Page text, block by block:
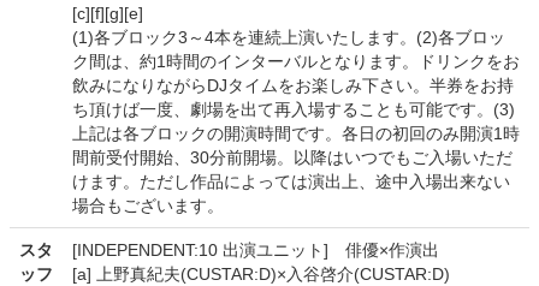
[c][f][g][e]
(1)各ブロック3～4本を連続上演いたします。(2)各ブロッ
ク間は、約1時間のインターバルとなります。ドリンクをお
飲みになりながらDJタイムをお楽しみ下さい。半券をお持
ち頂けば一度、劇場を出て再入場することも可能です。(3)
上記は各ブロックの開演時間です。各日の初回のみ開演1時
間前受付開始、30分前開場。以降はいつでもご入場いただ
けます。ただし作品によっては演出上、途中入場出来ない
場合もございます。
スタ
ッフ
[INDEPENDENT:10 出演ユニット] 俳優×作演出
[a] 上野真紀夫(CUSTAR:D)×入谷啓介(CUSTAR:D)